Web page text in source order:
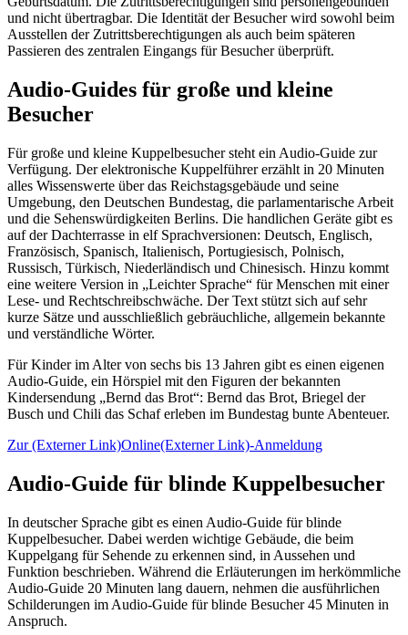
und nicht übertragbar. Die Identität der Besucher wird sowohl beim
Ausstellen der Zutrittsberechtigungen als auch beim späteren
Passieren des zentralen Eingangs für Besucher überprüft.
Audio-Guides für große und kleine
Besucher
Für große und kleine Kuppelbesucher steht ein Audio-Guide zur
Verfügung. Der elektronische Kuppelführer erzählt in 20 Minuten
alles Wissenswerte über das Reichstagsgebäude und seine
Umgebung, den Deutschen Bundestag, die parlamentarische Arbeit
und die Sehenswürdigkeiten Berlins. Die handlichen Geräte gibt es
auf der Dachterrasse in elf Sprachversionen: Deutsch, Englisch,
Französisch, Spanisch, Italienisch, Portugiesisch, Polnisch,
Russisch, Türkisch, Niederländisch und Chinesisch. Hinzu kommt
eine weitere Version in „Leichter Sprache“ für Menschen mit einer
Lese- und Rechtschreibschwäche. Der Text stützt sich auf sehr
kurze Sätze und ausschließlich gebräuchliche, allgemein bekannte
und verständliche Wörter.
Für Kinder im Alter von sechs bis 13 Jahren gibt es einen eigenen
Audio-Guide, ein Hörspiel mit den Figuren der bekannten
Kindersendung „Bernd das Brot“: Bernd das Brot, Briegel der
Busch und Chili das Schaf erleben im Bundestag bunte Abenteuer.
Zur(Externer Link)Online(Externer Link)-Anmeldung
Audio-Guide für blinde Kuppelbesucher
In deutscher Sprache gibt es einen Audio-Guide für blinde
Kuppelbesucher. Dabei werden wichtige Gebäude, die beim
Kuppelgang für Sehende zu erkennen sind, in Aussehen und
Funktion beschrieben. Während die Erläuterungen im herkömmliche
Audio-Guide 20 Minuten lang dauern, nehmen die ausführlichen
Schilderungen im Audio-Guide für blinde Besucher 45 Minuten in
Anspruch.